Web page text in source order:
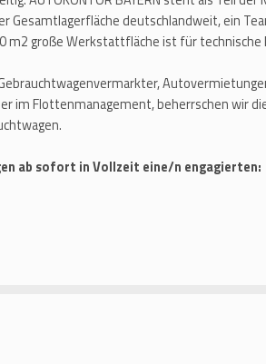
Gesamtlagerfläche deutschlandweit, ein
m2 große Werkstattfläche ist für
im Flottenmanagement, beherrschen wir
ab sofort in Vollzeit eine/n engagierten: